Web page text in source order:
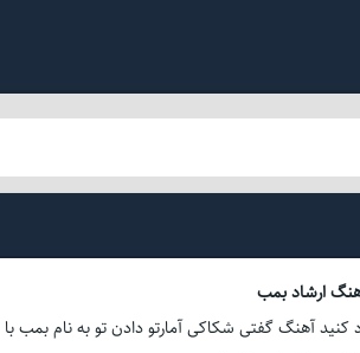
ارشاد بمب
آهنگ گفتی شکاکی آمارتو دادن تو به نام بمب با